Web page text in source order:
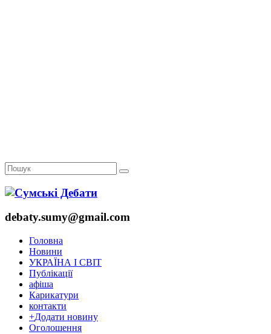
debaty.sumy@gmail.com
Головна
Новини
УКРАЇНА І СВІТ
Публікації
афіша
Карикатури
контакти
+Додати новину
Оголошення